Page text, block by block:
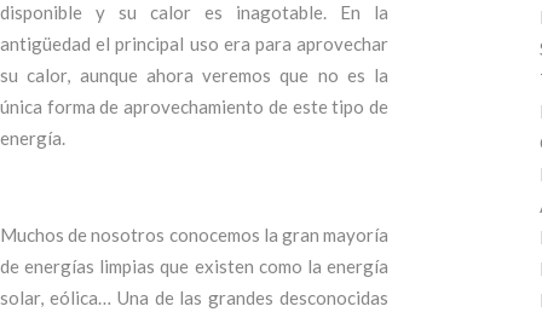
disponible y su calor es inagotable. En la
antigüedad el principal uso era para aprovechar
su calor, aunque ahora veremos que no es la
única forma de aprovechamiento de este tipo de
energía.
Muchos de nosotros conocemos la gran mayoría
de energías limpias que existen como la energía
solar, eólica… Una de las grandes desconocidas